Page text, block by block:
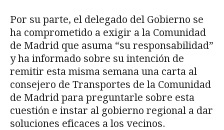
Por su parte, el delegado del Gobierno se
ha comprometido a exigir a la Comunidad
de Madrid que asuma “su responsabilidad”
y ha informado sobre su intención de
remitir esta misma semana una carta al
consejero de Transportes de la Comunidad
de Madrid para preguntarle sobre esta
cuestión e instar al gobierno regional a dar
soluciones eficaces a los vecinos.